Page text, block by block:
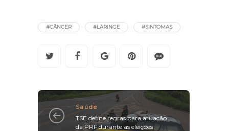
#CÂNCER #LARINGE #SINTOMAS
Saúde
TSE define regras para atuação
da PRF durante as eleições